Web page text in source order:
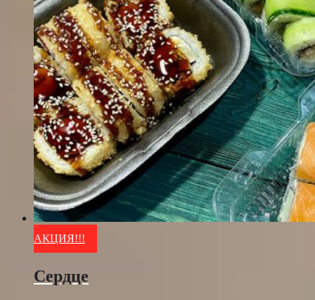
АКЦИЯ!!!
Сердце